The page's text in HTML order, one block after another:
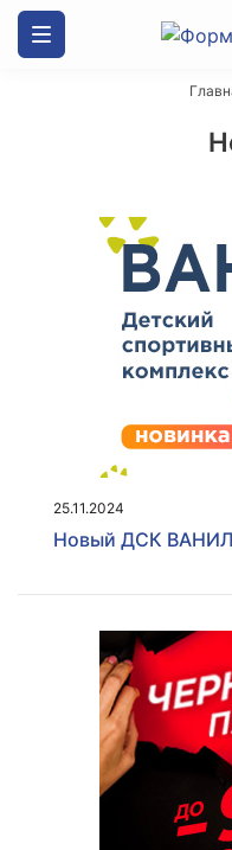
Каталог
Маты
Спортивные
Канаты
Мешки
груш\мешков
Стойки для
грифов
Рекламные
25.11.2024
Новый ДСК